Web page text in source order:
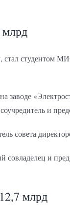
стал студентом
заводе
и
совета
и
млрд